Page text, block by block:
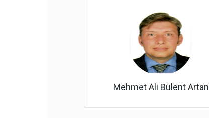
Mehmet Ali Bülent Artan